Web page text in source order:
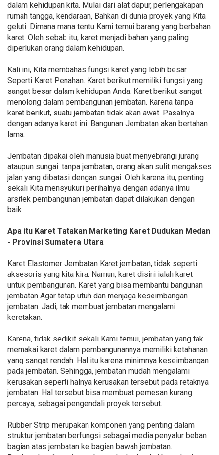
dalam kehidupan kita. Mulai dari alat dapur, perlengakapan
rumah tangga, kendaraan, Bahkan di dunia proyek yang Kita
geluti. Dimana mana tentu Kami temui barang yang berbahan
karet. Oleh sebab itu, karet menjadi bahan yang paling
diperlukan orang dalam kehidupan.
Kali ini, Kita membahas fungsi karet yang lebih besar.
Seperti Karet Penahan. Karet berikut memiliki fungsi yang
sangat besar dalam kehidupan Anda. Karet berikut sangat
menolong dalam pembangunan jembatan. Karena tanpa
karet berikut, suatu jembatan tidak akan awet. Pasalnya
dengan adanya karet ini. Bangunan Jembatan akan bertahan
lama.
Jembatan dipakai oleh manusia buat menyebrangi jurang
ataupun sungai. tanpa jembatan, orang akan sulit mengakses
jalan yang dibatasi dengan sungai. Oleh karena itu, penting
sekali Kita mensyukuri perihalnya dengan adanya ilmu
arsitek pembangunan jembatan dapat dilakukan dengan
baik.
Apa itu Karet Tatakan Marketing Karet Dudukan Medan
- Provinsi Sumatera Utara
Karet Elastomer Jembatan Karet jembatan, tidak seperti
aksesoris yang kita kira. Namun, karet disini ialah karet
untuk pembangunan. Karet yang bisa membantu bangunan
jembatan Agar tetap utuh dan menjaga keseimbangan
jembatan. Jadi, tak membuat jembatan mengalami
keretakan.
Karena, tidak sedikit sekali Kami temui, jembatan yang tak
memakai karet dalam pembangunannya memiliki ketahanan
yang sangat rendah. Hal itu karena minimnya keseimbangan
pada jembatan. Sehingga, jembatan mudah mengalami
kerusakan seperti halnya kerusakan tersebut pada retaknya
jembatan. Hal tersebut bisa membuat pemesan kurang
percaya, sebagai pengendali proyek tersebut.
Rubber Strip merupakan komponen yang penting dalam
struktur jembatan berfungsi sebagai media penyalur beban
bagian atas jembatan ke bagian bawah jembatan.